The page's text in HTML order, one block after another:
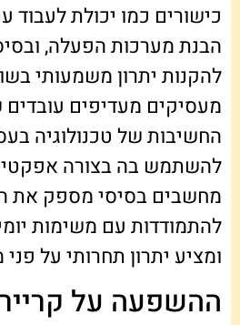
כישורים כמו יכולת לעבוד
הבנת מערכות הפעלה,
להקנות יתרון משמעותי
מעסיקים מעדיפים
החשיבות של טכנולוגיה
להשתמש בה בצורה
מחשבים בסיסי מספק את
להתמודדות עם משימות
ומציע יתרון תחרותי על
ההשפעה על